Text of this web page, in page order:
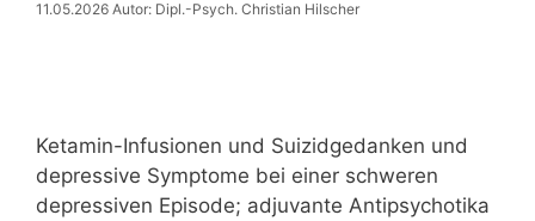
11.05.2026 Autor: Dipl.-Psych. Christian Hilscher
Ketamin-Infusionen und Suizidgedanken und
depressive Symptome bei einer schweren
depressiven Episode; adjuvante Antipsychotika